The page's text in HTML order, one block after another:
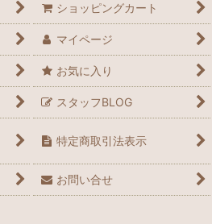
ショッピングカート
マイページ
お気に入り
スタッフBLOG
特定商取引法表示
お問い合せ